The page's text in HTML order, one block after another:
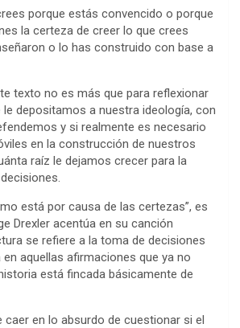
porque estás convencido o porque
la certeza de creer lo que crees
o lo has construido con base a
texto no es más que para reflexionar
depositamos a nuestra ideología, con
y si realmente es necesario
en la construcción de nuestros
raíz le dejamos crecer para la
está por causa de las certezas”, es
Drexler acentúa en su canción
se refiere a la toma de decisiones
aquellas afirmaciones que ya no
está fincada básicamente de
caer en lo absurdo de cuestionar si el